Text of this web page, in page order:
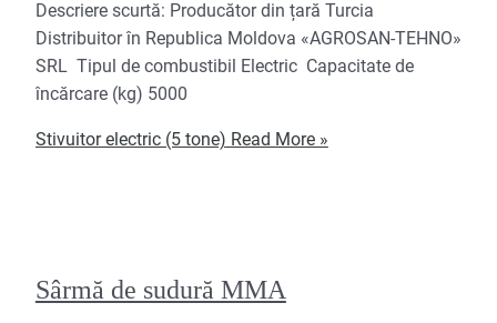
Descriere scurtă: Producător din țară Turcia
Distribuitor în Republica Moldova «AGROSAN-TEHNO»
SRL Tipul de combustibil Electric Capacitate de
încărcare (kg) 5000
Stivuitor electric (5 tone) Read More »
Sârmă de sudură MMA